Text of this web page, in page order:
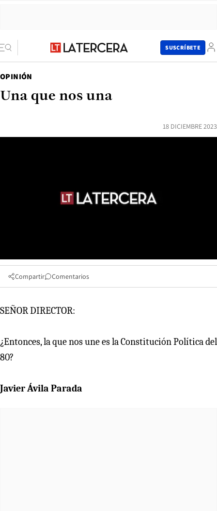
SUSCRÍBETE
OPINIÓN
Una que nos una
18 DICIEMBRE 2023
Compartir Comentarios
SEÑOR DIRECTOR:
¿Entonces, la que nos une es la Constitución Política del
80?
Javier Ávila Parada